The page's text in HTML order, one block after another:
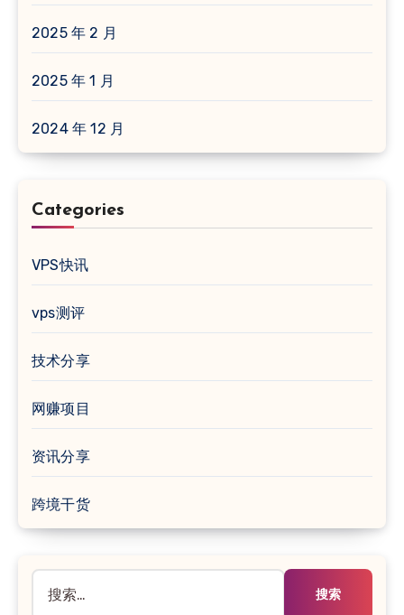
2025 年 2 月
2025 年 1 月
2024 年 12 月
Categories
VPS快讯
vps测评
技术分享
网赚项目
资讯分享
跨境干货
索：